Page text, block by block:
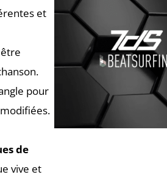
et
pour
de
vive et